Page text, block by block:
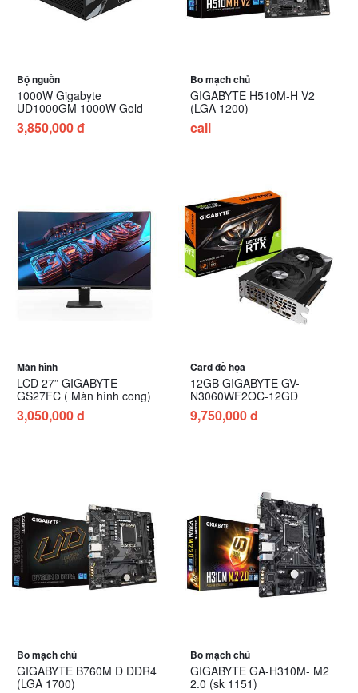
Bộ nguồn
1000W Gigabyte
UD1000GM 1000W Gold
3,850,000 đ
Bo mạch chủ
GIGABYTE H510M-H V2
(LGA 1200)
call
Màn hình
LCD 27” GIGABYTE
GS27FC ( Màn hình cong)
3,050,000 đ
Card đồ họa
12GB GIGABYTE GV-
N3060WF2OC-12GD
9,750,000 đ
Bo mạch chủ
GIGABYTE B760M D DDR4
(LGA 1700)
Bo mạch chủ
GIGABYTE GA-H310M- M2
2.0 (sk 1151)